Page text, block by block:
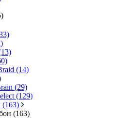
(14)
(29)
(129)
(163)
(163)